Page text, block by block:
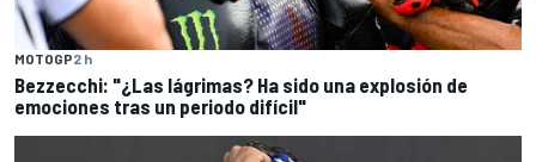
MOTOGP2 h
Bezzecchi: "¿Las lágrimas? Ha sido una explosión de
emociones tras un periodo difícil"